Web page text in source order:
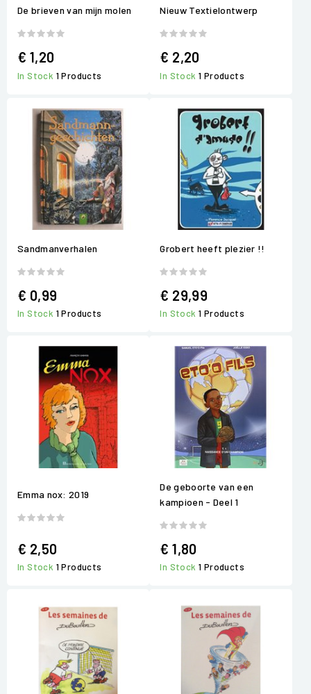
De brieven van mijn molen
€ 1,20
In Stock 1 Products
Nieuw Textielontwerp
€ 2,20
In Stock1 Products
Sandmanverhalen
€ 0,99
In Stock 1 Products
Grobert heeft plezier !!
€ 29,99
In Stock1 Products
Emma nox: 2019
€ 2,50
In Stock 1 Products
De geboorte van een
kampioen - Deel 1
€ 1,80
In Stock1 Products